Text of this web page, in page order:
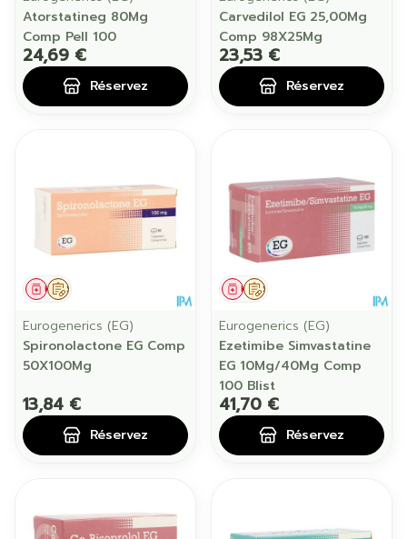
Atorstatineg 80Mg
Comp Pell 100
24,69 €
Réservez
Carvedilol EG 25,00Mg
Comp 98X25Mg
23,53 €
Réservez
Sur prescription
Médicament
Eurogenerics (EG)
Spironolactone EG Comp
50X100Mg
13,84 €
Réservez
Sur prescription
Médicament
Eurogenerics (EG)
Ezetimibe Simvastatine
EG 10Mg/40Mg Comp
100 Blist
41,70 €
Réservez